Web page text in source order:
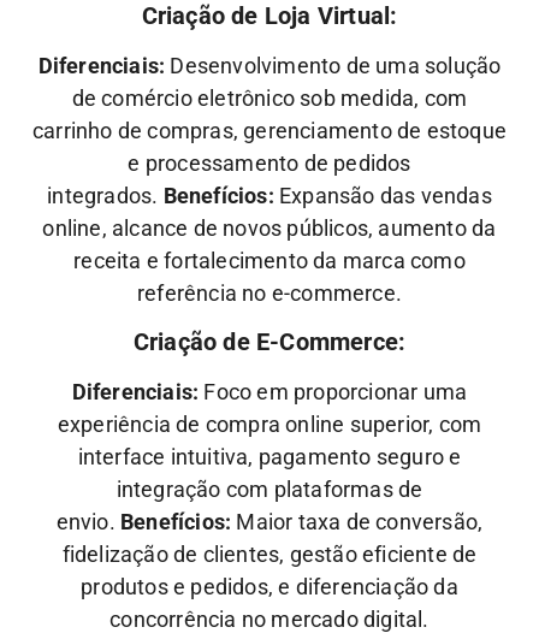
Criação de Loja Virtual:
Diferenciais: Desenvolvimento de uma solução
de comércio eletrônico sob medida, com
carrinho de compras, gerenciamento de estoque
e processamento de pedidos
integrados. Benefícios: Expansão das vendas
online, alcance de novos públicos, aumento da
receita e fortalecimento da marca como
referência no e-commerce.
Criação de E-Commerce:
Diferenciais: Foco em proporcionar uma
experiência de compra online superior, com
interface intuitiva, pagamento seguro e
integração com plataformas de
envio. Benefícios: Maior taxa de conversão,
fidelização de clientes, gestão eficiente de
produtos e pedidos, e diferenciação da
concorrência no mercado digital.